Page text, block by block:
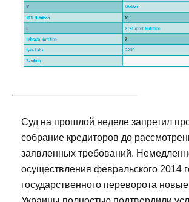
Суд на прошлой неделе запретил
собрание кредиторов до
заявленных требований.
осуществления февральского 2014
государственного переворота